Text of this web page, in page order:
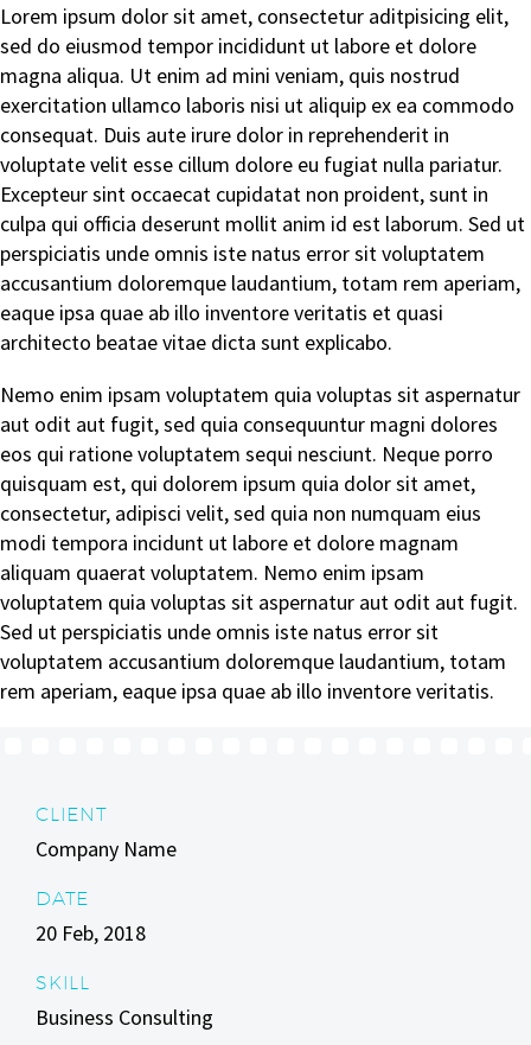
Lorem ipsum dolor sit amet, consectetur aditpisicing elit,
sed do eiusmod tempor incididunt ut labore et dolore
magna aliqua. Ut enim ad mini veniam, quis nostrud
exercitation ullamco laboris nisi ut aliquip ex ea commodo
consequat. Duis aute irure dolor in reprehenderit in
voluptate velit esse cillum dolore eu fugiat nulla pariatur.
Excepteur sint occaecat cupidatat non proident, sunt in
culpa qui officia deserunt mollit anim id est laborum. Sed ut
perspiciatis unde omnis iste natus error sit voluptatem
accusantium doloremque laudantium, totam rem aperiam,
eaque ipsa quae ab illo inventore veritatis et quasi
architecto beatae vitae dicta sunt explicabo.
Nemo enim ipsam voluptatem quia voluptas sit aspernatur
aut odit aut fugit, sed quia consequuntur magni dolores
eos qui ratione voluptatem sequi nesciunt. Neque porro
quisquam est, qui dolorem ipsum quia dolor sit amet,
consectetur, adipisci velit, sed quia non numquam eius
modi tempora incidunt ut labore et dolore magnam
aliquam quaerat voluptatem. Nemo enim ipsam
voluptatem quia voluptas sit aspernatur aut odit aut fugit.
Sed ut perspiciatis unde omnis iste natus error sit
voluptatem accusantium doloremque laudantium, totam
rem aperiam, eaque ipsa quae ab illo inventore veritatis.
CLIENT
Company Name
DATE
20 Feb, 2018
SKILL
Business Consulting